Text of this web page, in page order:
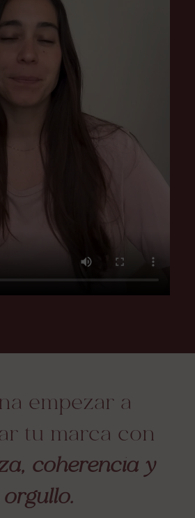
empezar a
tu marca con
coherencia y
orgullo.